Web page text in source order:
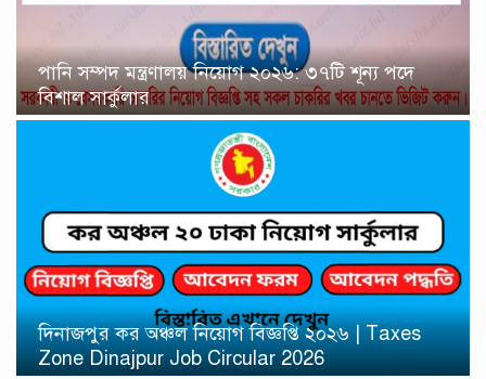
পানি সম্পদ মন্ত্রণালয় নিয়োগ ২০২৬: ৩৭টি শূন্য পদে
বিশাল সার্কুলার
দিনাজপুর কর অঞ্চল নিয়োগ বিজ্ঞপ্তি ২০২৬ | Taxes
Zone Dinajpur Job Circular 2026